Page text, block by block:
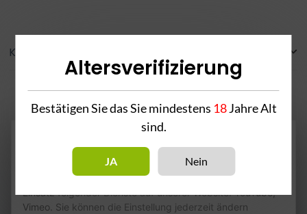
Wie wir Cookies & Co nutzen
Durch Klicken auf „Alle akzeptieren“ gestatten Sie den
Einsatz folgender Dienste auf unserer Website: YouTube,
Vimeo. Sie können die Einstellung jederzeit ändern
Kategorien
Altersverifizierung
Bestätigen Sie das Sie mindestens 18Jahre Alt
sind.
JA Nein